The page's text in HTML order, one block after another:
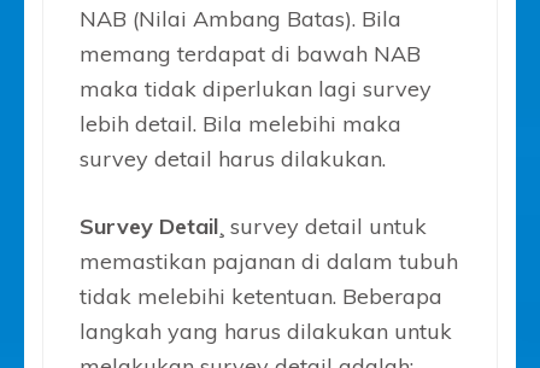
NAB (Nilai Ambang Batas). Bila
memang terdapat di bawah NAB
maka tidak diperlukan lagi survey
lebih detail. Bila melebihi maka
survey detail harus dilakukan.
Survey Detail¸ survey detail untuk
memastikan pajanan di dalam tubuh
tidak melebihi ketentuan. Beberapa
langkah yang harus dilakukan untuk